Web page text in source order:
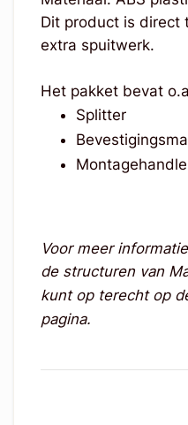
Dit product is direct
extra spuitwerk.
Het pakket bevat
Splitter
Voor meer
de structuren van
kunt op terecht op
pagina.